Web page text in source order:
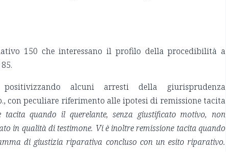
150 che interessano il profilo della procedibilità a
alcuni arresti della giurisprudenza
con peculiare riferimento alle ipotesi di remissione tacita
tacita quando il querelante, senza giustificato motivo, non
in qualità di testimone. Vi è inoltre remissione tacita quando
di giustizia riparativa concluso con un esito riparativo.